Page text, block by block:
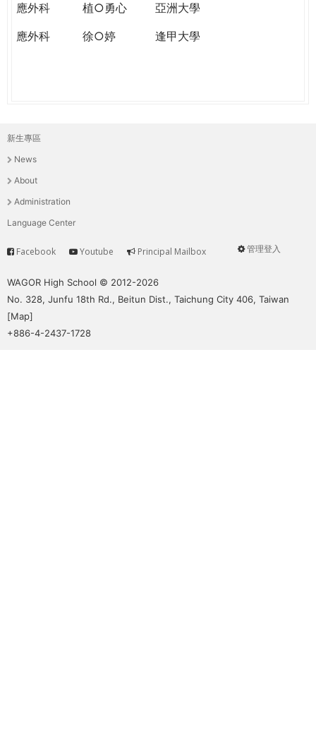
應外科
植○勇心
亞洲大學
應外科
徐○婷 逢甲大學
主
選
單
新生專區
News
About
Administration
Language Center
User
管理登入
Service
Facebook Youtube Principal Mailbox
WAGOR High School © 2012-2026
No. 328, Junfu 18th Rd., Beitun Dist., Taichung City 406, Taiwan
[Map]
+886-4-2437-1728